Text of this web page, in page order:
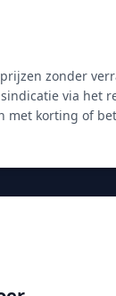
zonder
via het
met korting of